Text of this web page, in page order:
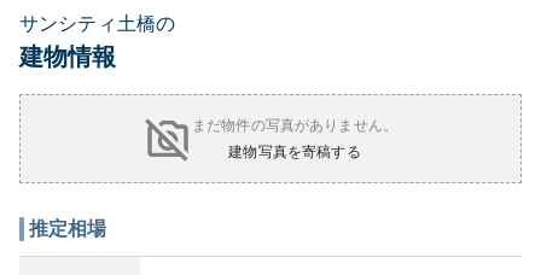
サンシティ土橋の
建物情報
まだ物件の写真がありません。
建物写真を寄稿する
推定相場